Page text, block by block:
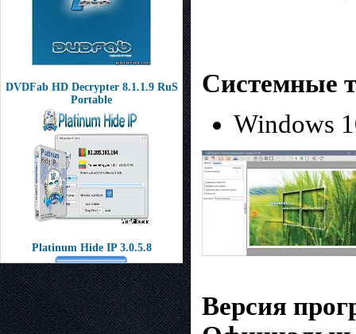
DVDFab HD Decrypter 8.1.1.9 RuS
Portable
Platinum Hide IP 3.0.5.8
Системные
Windows
Версия